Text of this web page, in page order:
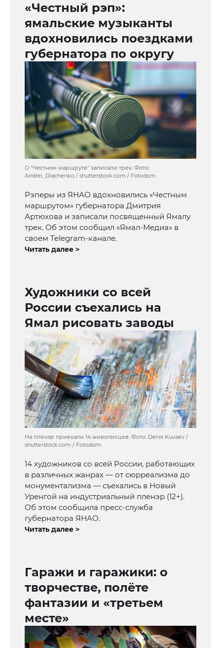
«Честный рэп»:
ямальские музыканты
вдохновились поездками
губернатора по округу
О "Честном маршруте" записали трек. Фото:
Andrei_Diachenko / shutterstock.com / Fotodom
Рэперы из ЯНАО вдохновились «Честным
маршрутом» губернатора Дмитрия
Артюхова и записали посвященный Ямалу
трек. Об этом сообщил «Ямал-Медиа» в
своем Telegram-канале.
Читать далее >
Художники со всей
России съехались на
Ямал рисовать заводы
На пленэр приехали 14 живописцев. Фото: Denis Kuvaev /
shutterstock.com / Fotodom
14 художников со всей России, работающих
в различных жанрах — от сюрреализма до
монументализма — съехались в Новый
Уренгой на индустриальный пленэр (12+).
Об этом сообщила пресс-служба
губернатора ЯНАО.
Читать далее >
Гаражи и гаражики: о
творчестве, полёте
фантазии и «третьем
месте»